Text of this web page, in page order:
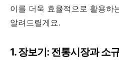
이를 더욱 효율적으로 활용하
알려드릴게요.
1. 장보기: 전통시장과 소